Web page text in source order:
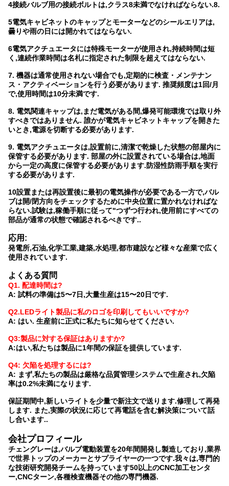
4接続バルブ用の接続ボルトは,クラス8未満でなければならない.8.
5電気キャビネットのキャップとモーターなどのシールエリアは,
曇りや雨の日には開かれてはならない.
6電気アクチュエータには特殊モーターが使用され,持続時間は短
く,連続作業時間は名札に指定された制限を超えてはならない.
7. 機器は通常使用されない場合でも,定期的に検査・メンテナン
ス・アクティベーションを行う必要があります. 推奨頻度は1回/月
で,使用時間は10分未満です.
8. 電気関連キャップは,まだ電気がある間,爆発可能環境では取り外
すべきではありません. 誰かが電気キャビネットキャップを開きた
いとき,電源を切断する必要があります.
9. 電気アクチュエータは,設置前に,清潔で乾燥した状態の部屋内に
保管する必要があります. 部屋の外に設置されている場合は,地面
から一定の高度に保管する必要があります.防湿性防雨手順を実行
する必要があります.
10設置または再設置後に最初の電気操作が必要である一方で,バル
ブは開/閉方向をチェックするために中央位置に置かれなければな
らない.試験は,稼働手順に従って"つずつ行われ,使用前にすべての
部品が通常の状態で確認されるべきです..
応用:
発電所,石油,化学工業,建築,水処理,都市建設など様々な産業で広く
使用されています.
よくある質問
Q1. 配達時間は?
A: 試料の準備は5〜7日,大量生産は15〜20日です.
Q2.LEDライト製品に私のロゴを印刷してもいいですか?
A: はい. 生産前に正式に私たちに知らせてください.
Q3:製品に対する保証はありますか?
A:はい,私たちは製品に1年間の保証を提供しています.
Q4: 欠陥を処理するには?
A: まず,私たちの製品は厳格な品質管理システムで生産され,欠陥
率は0.2%未満になります.
保証期間中,新しいライトを少量で新注文で送ります.修理して再発
します. また,実際の状況に応じて再電話を含む解決策について話
し合います..
会社プロフィール
チェングレーは,バルブ電動装置を20年間開発し製造しており,業界
で世界トップのメーカーとサプライヤーの一つです.我々は,専門的
な技術研究開発チームを持っています50以上のCNC加工センタ
ー,CNCターン,各種検査機器その他の専門機器.